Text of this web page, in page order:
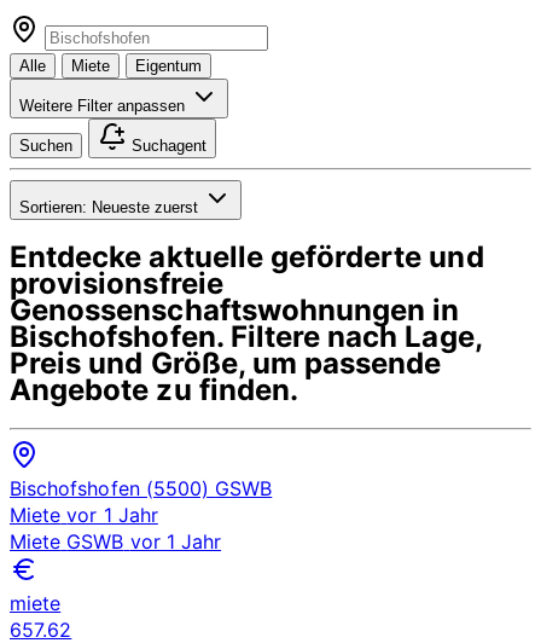
Alle Miete Eigentum
Weitere Filter anpassen
Suchen Suchagent
Sortieren: Neueste zuerst
Entdecke aktuelle geförderte und
provisionsfreie
Genossenschaftswohnungen in
Bischofshofen. Filtere nach Lage,
Preis und Größe, um passende
Angebote zu finden.
Bischofshofen (5500) GSWB
Miete vor 1 Jahr
Miete GSWB vor 1 Jahr
miete
657.62